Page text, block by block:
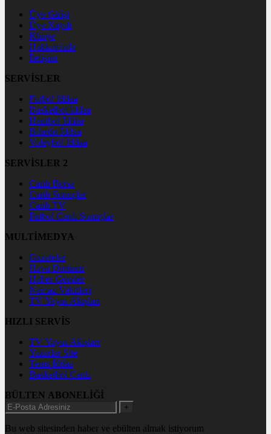
Üye Girişi
Üye Kaydı
Künye
Hakkımızda
İletişim
SERVİSLER
Futbol İddaa
Basketbol İddaa
Hentbol İddaa
Bilardo İddaa
Voleybol İddaa
SERVİSLER 2
Canlı Borsa
Canlı Sonuçlar
Canlı TV
Futbol Canlı Sonuçlar
MULTİMEDYA
Gazeteler
Hava Durumu
Haber Gönder
Namaz Vakitleri
TV Yayın Akışları
HIZLI SERVİS
TV Yayın Akışları
Yazarlar Site
Tenis İddaa
Basketbol Canlı
BÜLTEN ABONELİĞİ
+
Bu web sitesinden haber ve ebülten almak istiyorum